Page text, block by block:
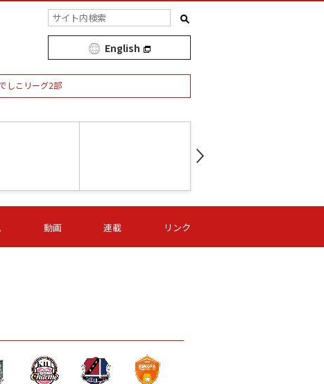
English
しこリーグ2部
節 09/06 (日) 15:00
-
第16節 09/06 (日) 15:00
- -
動画 連載 リンク